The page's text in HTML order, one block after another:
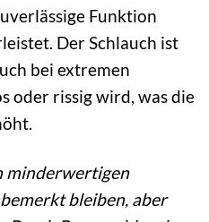
Funktion
Der Schlauch ist
bei extremen
oder rissig wird, was die
minderwertigen
bleiben, aber